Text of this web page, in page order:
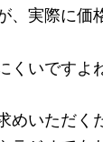
、実際に価
いですよ
めいただく